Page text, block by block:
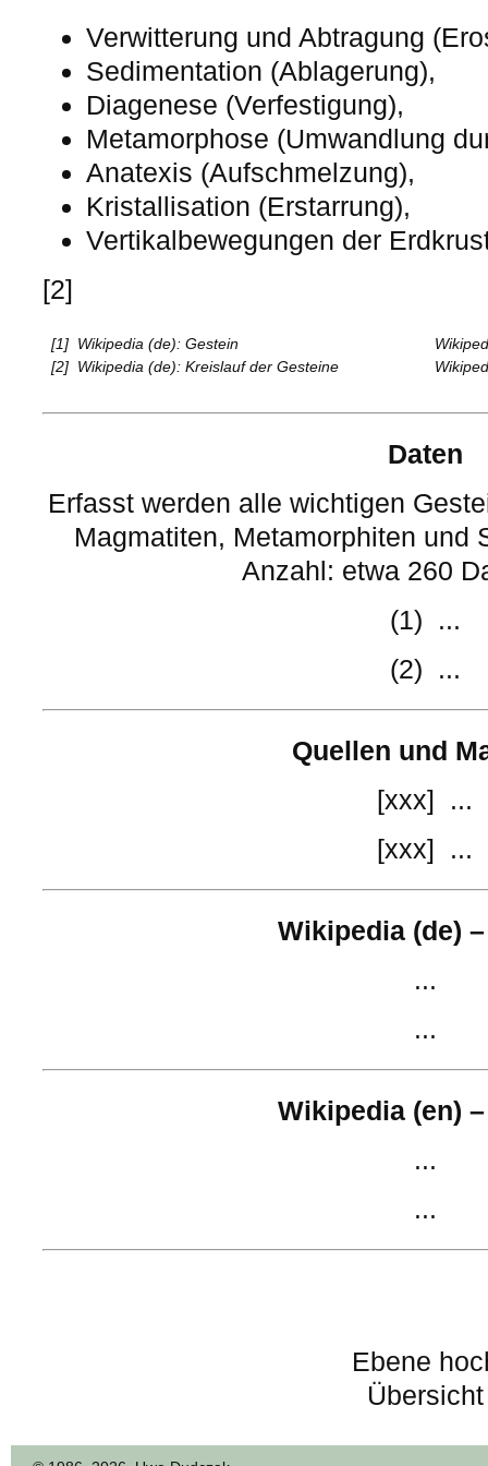
Verwitterung und Abtragung
Sedimentation (Ablagerung),
Diagenese (Verfestigung),
Metamorphose (Umwandlung
Anatexis (Aufschmelzung),
Kristallisation (Erstarrung),
Vertikalbewegungen der
[2]
[1] Wikipedia (de): Gestein
[2] Wikipedia (de): Kreislauf der Gesteine
Daten
Erfasst werden alle wichtigen
Magmatiten, Metamorphiten und
Anzahl: etwa 260
(1) ...
(2) ...
Quellen und
[xxx] ...
[xxx] ...
Wikipedia (de)
...
...
Wikipedia (en)
...
...
Ebene
Übersicht